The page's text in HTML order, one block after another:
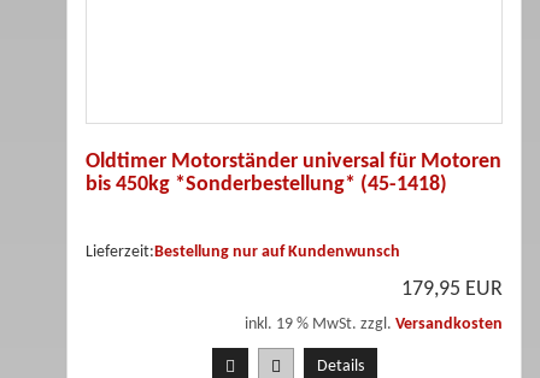
Oldtimer Motorständer universal für Motoren
bis 450kg *Sonderbestellung* (45-1418)
Lieferzeit: Bestellung nur auf Kundenwunsch
179,95 EUR
inkl. 19 % MwSt. zzgl. Versandkosten
Details